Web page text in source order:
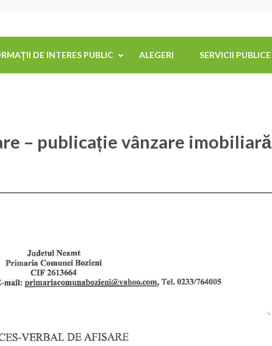
DE INTERES PUBLIC ALEGERI SERVICII PUBLICE
– publicație vânzare imobiliară